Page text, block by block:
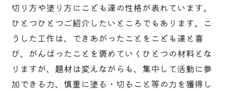
切り方や塗り方にこども達の性格が表れています。
ひとつひとつご紹介したいところでもあります。こ
うした工作は、できあがったことをこども達と喜
び、がんばったことを褒めていくひとつの材料とな
りますが、題材は変えながらも、集中して活動に参
加できる力、慎重に塗る・切ること等の力を獲得し